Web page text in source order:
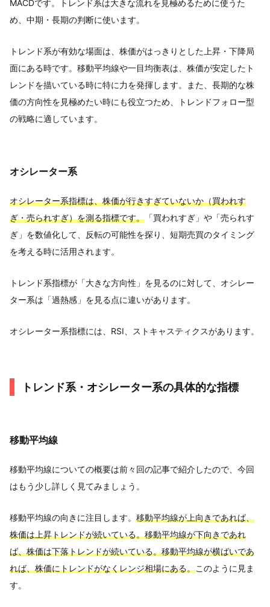
MACDです。トレンド系は大きな流れを見極めるために使うた
め、中期・長期の判断に使います。
トレンド系が有効な場面は、株価がはっきりとした上昇・下降局
面にある時です。移動平均線や一目均衡表は、株価が安定したト
レンドを描いている時に特に力を発揮します。また、長期的な株
価の方向性を見極めたい時にも役立つため、トレンドフォロー型
の戦略に適しています。
オシレーター系
オシレーター系指標は、株価が行きすぎていないか（買われす
ぎ・売られすぎ）を測る指標です。 「買われすぎ」や「売られす
ぎ」を数値化して、反転の可能性を探り、短期売買のタイミング
を考える時に活用されます。
トレンド系指標が「大きな方向性」を見るのに対して、オシレー
ター系は「過熱感」を見る点に違いがあります。
オシレーター系指標には、RSI、ストキャスティクスがあります。
トレンド系・オシレーター系の具体的な指標
移動平均線
移動平均線についての概要は前々回の記事で紹介したので、今回
はもう少し詳しく見てみましょう。
移動平均線の向きに注目します。 移動平均線が上向きであれば、
株価は上昇トレンドが続いている。移動平均線が下向きであれ
ば、株価は下落トレンドが続いている。移動平均線が横ばいであ
れば、株価にトレンドがなくレンジ相場にある。このように見ま
す。